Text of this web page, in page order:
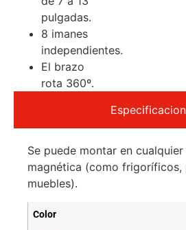
pulgadas.
8 imanes
independientes.
El brazo
rota 360º.
Se puede montar en
magnética (como frigoríficos,
muebles).
Color